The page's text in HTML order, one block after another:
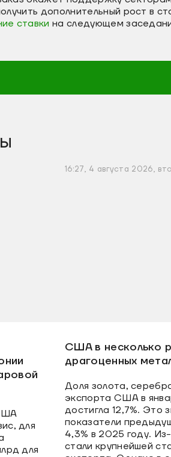
дополнительный рост в
ставки на следующем
для
для
16:27, 4 августа 2026,
США в несколько
драгоценных
Доля золота,
экспорта США в
достигла 12,7%. Это
показатели
4,3% в 2025 году.
стали крупнейшей